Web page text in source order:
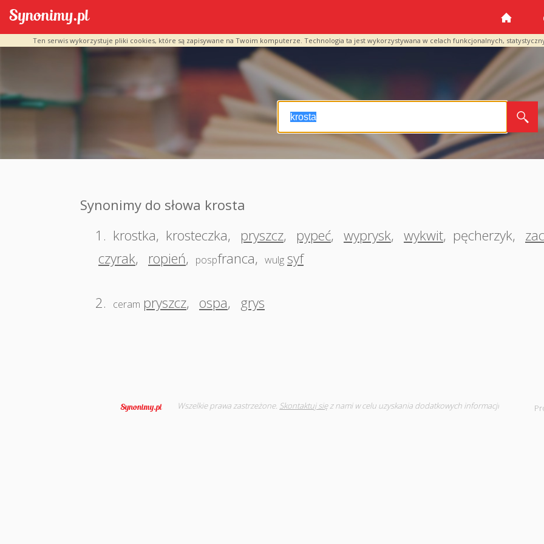
Ten serwis wykorzystuje pliki cookies, które są zapisywane na Twoim komputerze. Technologia ta jest wykorzystywana w celach funkcjonalnych,
Synonimy do słowa krosta
1. krostka, krosteczka, pryszcz, pypeć, wyprysk, wykwit, pęcherzyk,
czyrak, ropień, pospfranca, wulg syf
2. ceram pryszcz, ospa, grys
Wszelkie prawa zastrzeżone. Skontaktuj sięz nami w celu uzyskania dodatkowych informacji